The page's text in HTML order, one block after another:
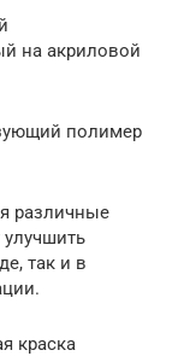
на акриловой
полимер
различные
так и в
краска